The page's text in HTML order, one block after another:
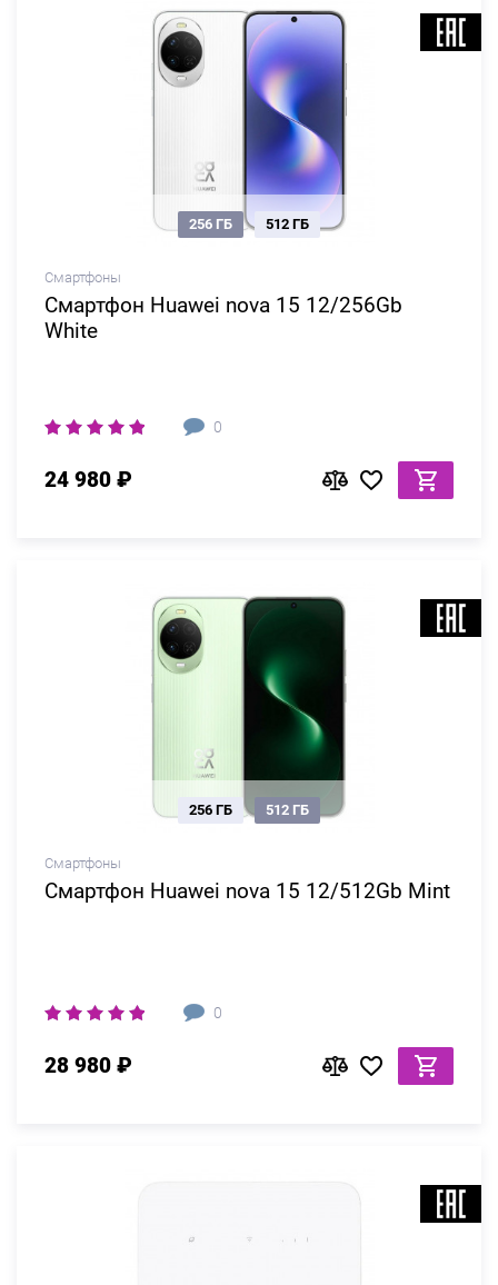
Смартфоны
Смартфон Huawei nova 15 12/256Gb
White
0
256 ГБ 512 ГБ
24 980 ₽
Смартфоны
Смартфон Huawei nova 15 12/512Gb Mint
0
256 ГБ 512 ГБ
28 980 ₽